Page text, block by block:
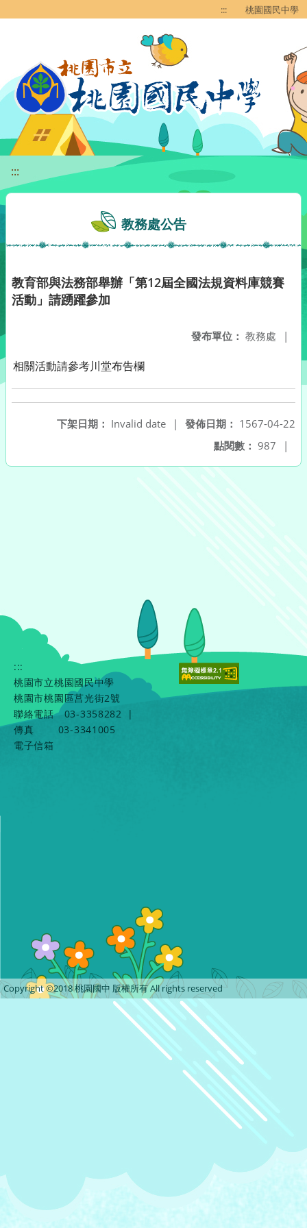
::: 桃園國民中學
:::
教務處公告
教育部與法務部舉辦「第12屆全國法規資料庫競賽
活動」請踴躍參加
發布單位： 教務處 |
相關活動請參考川堂布告欄
發佈日期： 1567-04-22
下架日期： Invalid date
|
點閱數： 987 |
:::
桃園市立桃園國民中學
桃園市桃園區莒光街2號
聯絡電話
03-3358282
|
傳真
03-3341005
電子信箱
Copyright ©2018 桃園國中 版權所有 All rights reserved